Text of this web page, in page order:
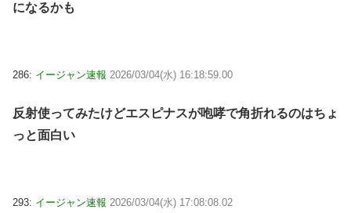
になるかも
286: イージャン速報 2026/03/04(水) 16:18:59.00
反射使ってみたけどエスピナスが咆哮で角折れるのはちょ
っと面白い
293: イージャン速報 2026/03/04(水) 17:08:08.02